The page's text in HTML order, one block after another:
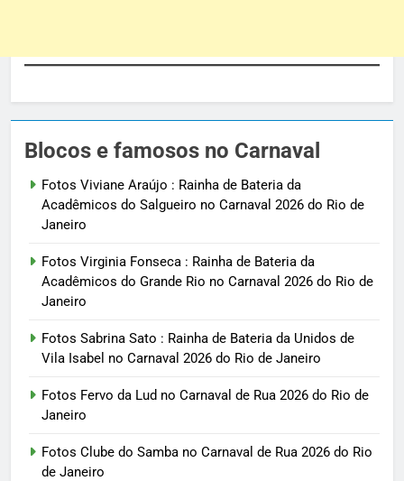
Blocos e famosos no Carnaval
Fotos Viviane Araújo : Rainha de Bateria da
Acadêmicos do Salgueiro no Carnaval 2026 do Rio de
Janeiro
Fotos Virginia Fonseca : Rainha de Bateria da
Acadêmicos do Grande Rio no Carnaval 2026 do Rio de
Janeiro
Fotos Sabrina Sato : Rainha de Bateria da Unidos de
Vila Isabel no Carnaval 2026 do Rio de Janeiro
Fotos Fervo da Lud no Carnaval de Rua 2026 do Rio de
Janeiro
Fotos Clube do Samba no Carnaval de Rua 2026 do Rio
de Janeiro